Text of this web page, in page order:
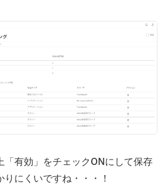
「有効」をチェックONにして保存
にくいですね・・・！